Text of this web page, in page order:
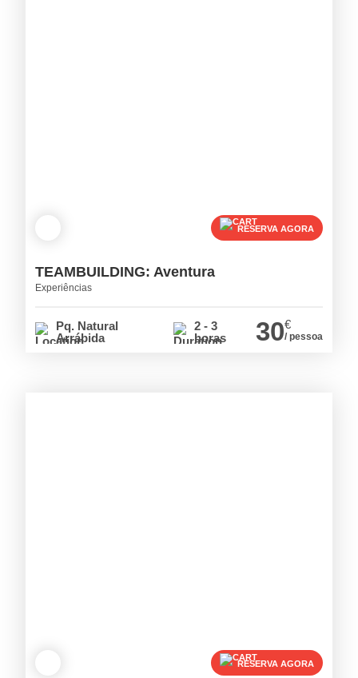
RESERVA AGORA
TEAMBUILDING: Aventura
Experiências
Pq. Natural
Arrábida
2 - 3
horas
30€
/ pessoa
RESERVA AGORA